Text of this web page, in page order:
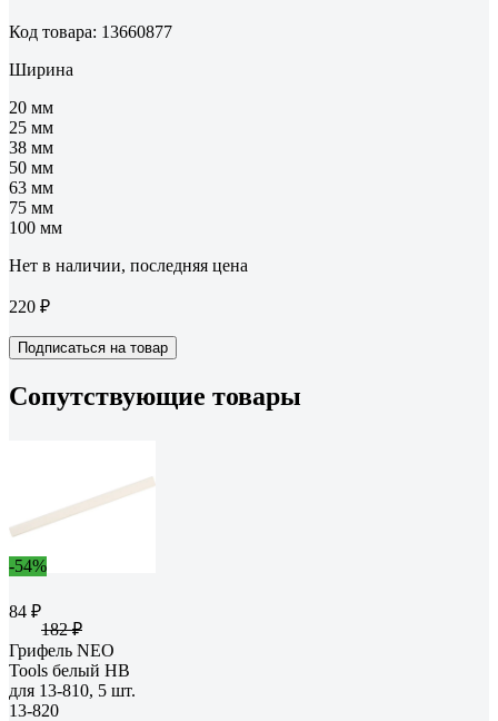
Код товара: 13660877
Ширина
20 мм
25 мм
38 мм
50 мм
63 мм
75 мм
100 мм
Нет в наличии, последняя цена
220 ₽
Подписаться на товар
Сопутствующие товары
-54%
84 ₽
182 ₽
Грифель NEO
Tools белый HB
для 13-810, 5 шт.
13-820